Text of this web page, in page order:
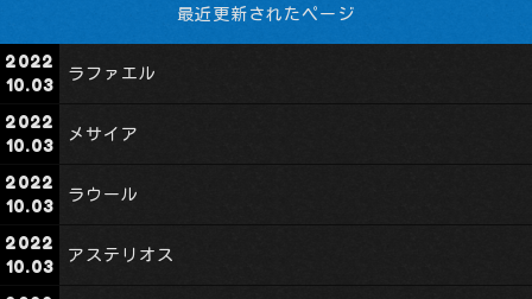
最近更新されたページ
ラファエル
メサイア
ラウール
アステリオス